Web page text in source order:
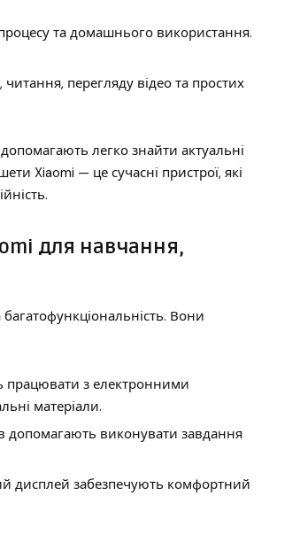
та домашнього використання.
перегляду відео та простих
легко знайти актуальні
Xiaomi — це сучасні пристрої, які
для навчання,
Вони
працювати з електронними
матеріали.
допомагають виконувати завдання
дисплей забезпечують комфортний